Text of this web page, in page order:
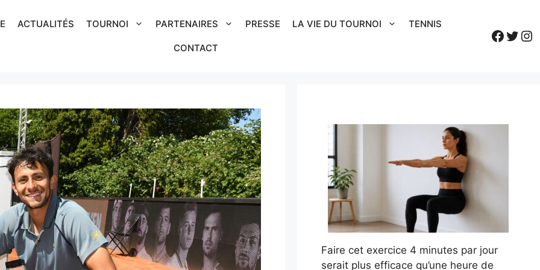
ACTUALITÉS TOURNOI PARTENAIRES PRESSE LA VIE DU TOURNOI TENNIS
CONTACT
Faire cet exercice 4 minutes par jour
serait plus efficace qu’une heure de